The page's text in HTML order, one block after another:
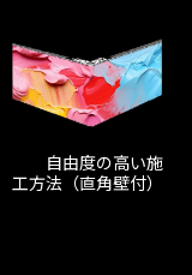
自由度の高い施
工方法（直角壁付）